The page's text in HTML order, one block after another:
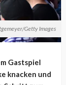
Getty Images
Gastspiel
knacken und